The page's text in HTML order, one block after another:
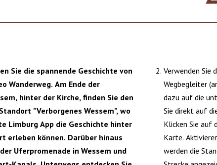
Sie die spannende Geschichte von
Wanderweg. Am Ende der
hinter der Kirche, finden Sie den
"Verborgenes Wessem", wo
Limburg App die Geschichte hinter
erleben können. Darüber hinaus
Uferpromenade in Wessem und
Verwenden Sie
Wegbegleiter
dazu auf die
Sie direkt auf
Klicken Sie auf
Karte.
werden die